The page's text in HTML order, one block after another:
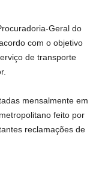
Geral do
com o objetivo
de transporte
mensalmente em
feito por
reclamações de